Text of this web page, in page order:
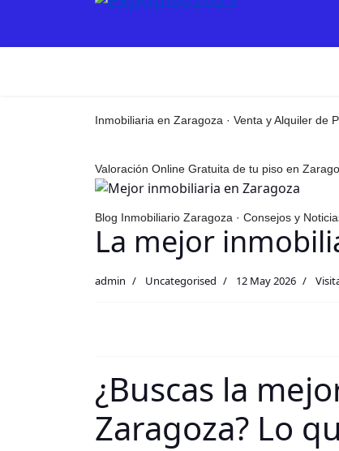
Inmobiliaria en Zaragoza · Venta y Alquiler de
Valoración Online Gratuita de tu piso en
Blog Inmobiliario Zaragoza · Consejos y
La mejor
admin Uncategorised 12 May 2026
¿Buscas la
Zaragoza? Lo